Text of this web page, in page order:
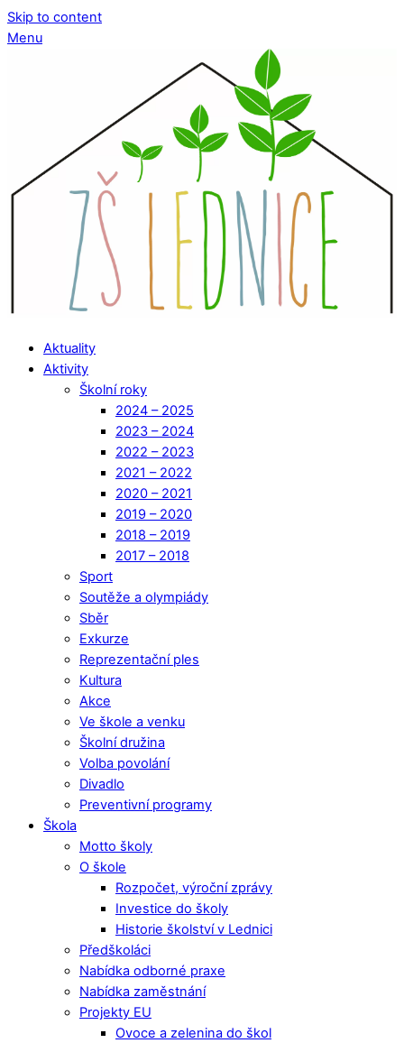
Skip to content
Menu
Aktuality
Aktivity
Školní roky
2024 – 2025
2023 – 2024
2022 – 2023
2021 – 2022
2020 – 2021
2019 – 2020
2018 – 2019
2017 – 2018
Sport
Soutěže a olympiády
Sběr
Exkurze
Reprezentační ples
Kultura
Akce
Ve škole a venku
Školní družina
Volba povolání
Divadlo
Preventivní programy
Škola
Motto školy
O škole
Rozpočet, výroční zprávy
Investice do školy
Historie školství v Lednici
Předškoláci
Nabídka odborné praxe
Nabídka zaměstnání
Projekty EU
Ovoce a zelenina do škol